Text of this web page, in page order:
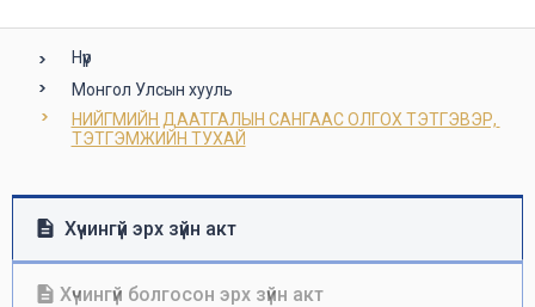
Нүүр
Монгол Улсын хууль
НИЙГМИЙН ДААТГАЛЫН САНГААС ОЛГОХ ТЭТГЭВЭР,
ТЭТГЭМЖИЙН ТУХАЙ
Хүчингүй эрх зүйн акт
Хүчингүй болгосон эрх зүйн акт